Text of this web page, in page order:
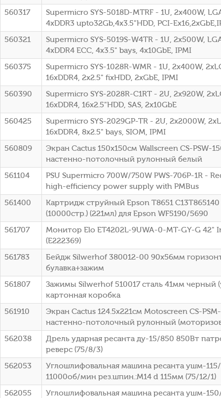
560317
Supermicro SYS-5018D-MTRF - 1U, 2x400W,
4xDDR3 upto32Gb,4x3.5"HDD, PCI-
560321
Supermicro SYS-5019S-W4TR - 1U, 2x500W,
4xDDR4 ECC, 4x3.5" bays, 4x10GbE, IPMI
560375
Supermicro SYS-1028R-WMR - 1U, 2x400W,
16xDDR4, 2x2.5" fixHDD, 2xGbE, IPMI
560390
Supermicro SYS-2028R-C1RT - 2U, 2x920W,
16xDDR4, 16x2.5"HDD, SAS, 2x10GbE
560425
Supermicro SYS-2029GP-TR - 2U, 2x2000W,
16xDDR4, 8x2.5" bays, SIOM, IPMI
560809
Экран Cactus 150x150см Wallscreen CS-PSW-
настенно-потолочный рулонный белый
561104
PSU Supermicro 700W/750W PWS-706P-1R -
high-efficiency power supply with PMBus
561400
Картридж струйный Epson T8651
(10000стр.) (221мл) для Epson WF5190/5690
561707
Монитор Elo ET4202L-9UWA-0-MT-GY-G 42"
(E222369)
561783
Бейдж Silwerhof 380012-00 90х56мм
булавка+зажим
561807
Зажимы Silwerhof 510017 сталь 41мм черный
картонная коробка
561910
Экран Cactus 124.5x221см Motoscreen CS-PSM-
настенно-потолочный рулонный
562038
Дрель ударная ресанта ду-15/850 850Вт
реверс (75/8/3)
562053
Углошлифовальная машина ресанта ушм-
11000об/мин рез.шпин.:M14 d 115мм (75/12/1)
562055
Углошлифовальная машина ресанта ушм-